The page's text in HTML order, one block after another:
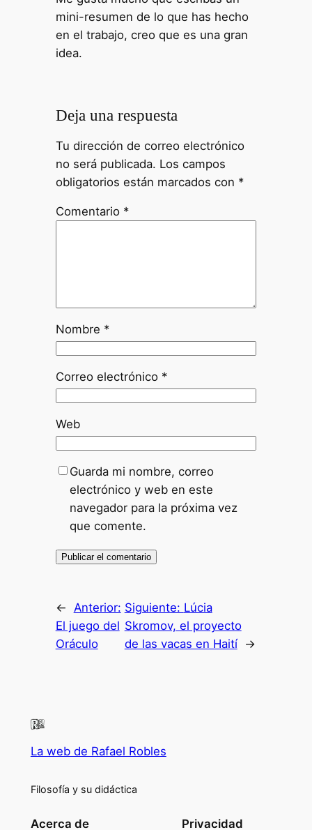
mini-resumen de lo que has hecho
en el trabajo, creo que es una gran
idea.
Deja una respuesta
Tu dirección de correo electrónico
no será publicada. Los campos
obligatorios están marcados con *
Comentario *
Nombre *
Correo electrónico *
Web
Guarda mi nombre, correo
electrónico y web en este
navegador para la próxima vez
que comente.
← Anterior:
El juego del
Oráculo
Siguiente: Lúcia
Skromov, el proyecto
de las vacas en Haití
→
La web de Rafael Robles
Filosofía y su didáctica
Acerca de Privacidad